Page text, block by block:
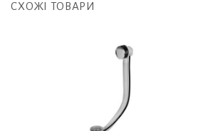
СХОЖІ ТОВАРИ